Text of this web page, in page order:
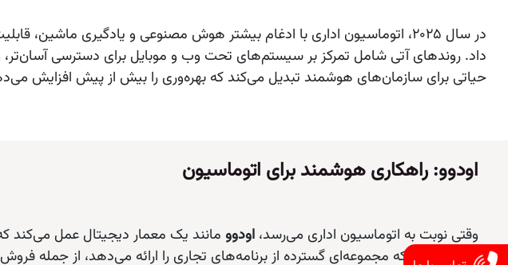
در سال 2025، اتوماسیون اداری با ادغام بیشتر هوش مصنوعی و یادگیری
داد. روندهای آتی شامل تمرکز بر سیستم‌های تحت وب و موبایل برای دسترسی آسان‌تر،
حیاتی برای سازمان‌های هوشمند تبدیل می‌کند که بهره‌وری را بیش از پیش افزایش
اودوو: راهکاری هوشمند برای اتوماسیون
وقتی نوبت به اتوماسیون اداری می‌رسد، اودوو